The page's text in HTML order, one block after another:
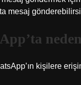
mesaj
kişilere